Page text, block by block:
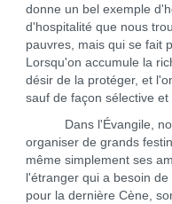
donne un bel exemple
d'hospitalité que nous
pauvres, mais qui se fait
Lorsqu'on accumule la
désir de la protéger, et
sauf de façon sélective
Dans l'Évangile,
organiser de grands
même simplement ses
l'étranger qui a besoin
pour la dernière Cène,